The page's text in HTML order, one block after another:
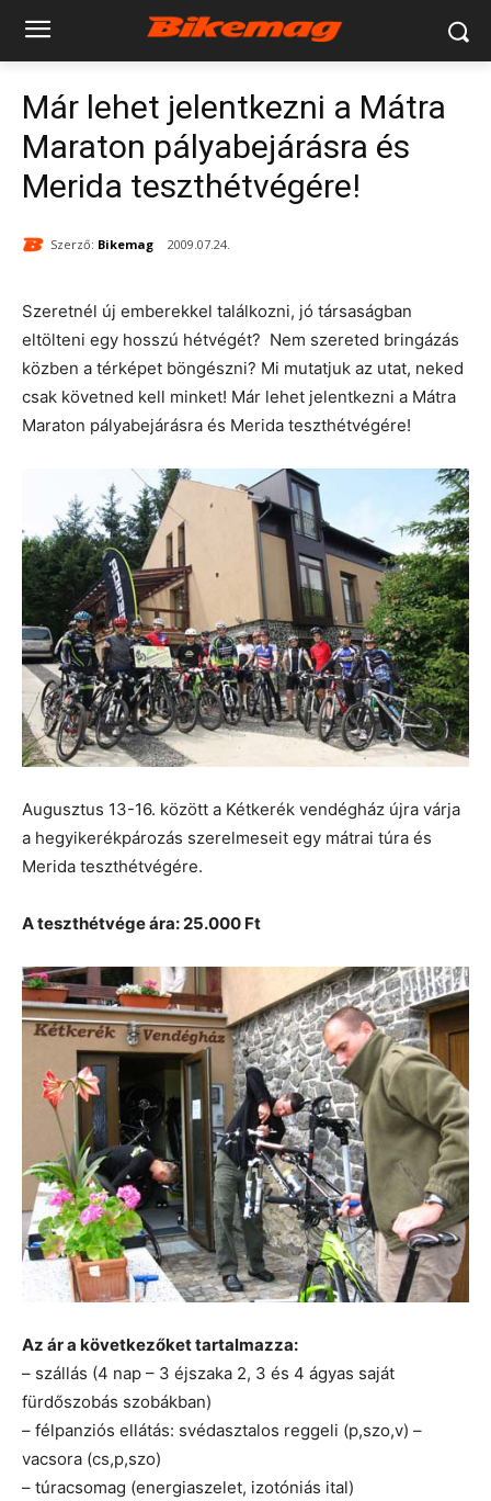
Már lehet jelentkezni a Mátra
Maraton pályabejárásra és
Merida teszthétvégére!
Szerző: Bikemag 2009.07.24.
Szeretnél új emberekkel találkozni, jó társaságban
eltölteni egy hosszú hétvégét? Nem szereted bringázás
közben a térképet böngészni? Mi mutatjuk az utat, neked
csak követned kell minket! Már lehet jelentkezni a Mátra
Maraton pályabejárásra és Merida teszthétvégére!
Augusztus 13-16. között a Kétkerék vendégház újra várja
a hegyikerékpározás szerelmeseit egy mátrai túra és
Merida teszthétvégére.
A teszthétvége ára: 25.000 Ft
Az ár a következőket tartalmazza:
– szállás (4 nap – 3 éjszaka 2, 3 és 4 ágyas saját
fürdőszobás szobákban)
– félpanziós ellátás: svédasztalos reggeli (p,szo,v) –
vacsora (cs,p,szo)
– túracsomag (energiaszelet, izotóniás ital)